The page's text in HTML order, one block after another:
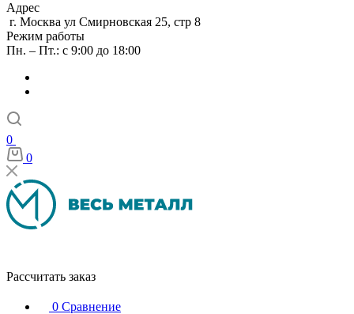
Адрес
г. Москва ул Смирновская 25, стр 8
Режим работы
Пн. – Пт.: с 9:00 до 18:00
0
0
Рассчитать заказ
0 Сравнение